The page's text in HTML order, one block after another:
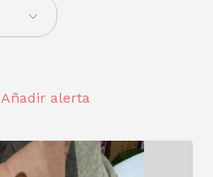
Añadir alerta